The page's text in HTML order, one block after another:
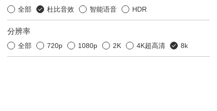
全部 杜比音效 智能语音 HDR
分辨率
全部 720p 1080p 2K 4K超高清 8k